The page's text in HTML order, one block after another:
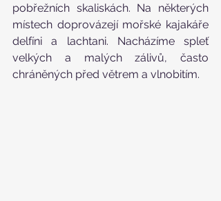
pobřežních skaliskách. Na některých
místech doprovázejí mořské kajakáře
delfíni a lachtani. Nacházíme spleť
velkých a malých zálivů, často
chráněných před větrem a vlnobitím.